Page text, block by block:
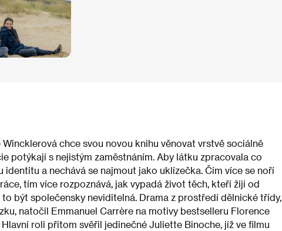
chce svou novou knihu věnovat vrstvě sociálně
potýkají s nejistým zaměstnáním. Aby látku zpracovala co
identitu a nechává se najmout jako uklízečka. Čím více se noří
tím více rozpoznává, jak vypadá život těch, kteří žijí od
být společensky neviditelná. Drama z prostředí dělnické třídy,
natočil Emmanuel Carrère na motivy bestselleru Florence
Hlavní roli přitom svěřil jedinečné Juliette Binoche, jíž ve filmu